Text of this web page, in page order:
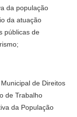
da população
da atuação
públicas de
de Direitos
de Trabalho
da População